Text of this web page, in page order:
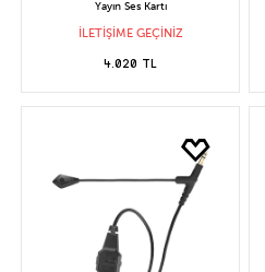
Yayın Ses Kartı
İLETİŞİME GEÇİNİZ
4.020 TL